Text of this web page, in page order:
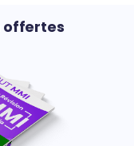
offertes